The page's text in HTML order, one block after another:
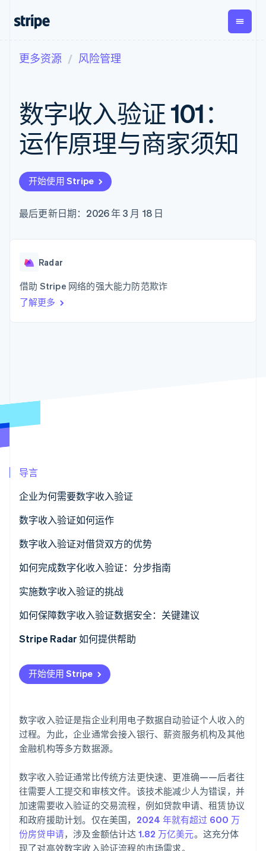
支付
在线支付
Payment links
无代码支付
Checkout
预构建支付界
Elements
灵活的 UI 组件
支持 125 种以
支付成功率优
化
Link
加速结账
营收
经常性收入
Metronome
按用量计费
Subscriptions
订阅管理
一次性或定期
账单
销售税和增值
Data Pipeline
Global
Payouts
向第三
方打款
欺诈防范
了解 Stripe 如何为 AI 构建经济基础设施。
立即观看
按企业阶段
按应用场景
加密货币
电子商务
财务自动化
全球化企业
交易市场
按行业
Stripe App Marketplace
文档
库与 SDK
Stripe Apps
接受线上付款
构建平台或交易市场
管理订阅
发行稳定币支持的支付卡
学习
指南
支持
获取支持
托管支持方案
Sessions 年度大会
招聘
更多资源 风险管理
数字收入验证 101：
运作原理与商家须知
开始使用 Stripe
最后更新日期：2026 年 3 月 18 日
Radar
借助 Stripe 网络的强大能力防范欺诈
了解更多
导言
企业为何需要数字收入验证
数字收入验证如何运作
数字收入验证对借贷双方的优势
如何完成数字化收入验证：分步指南
实施数字收入验证的挑战
确保数据隐私与安全
保持数据的准确性和可靠性
扩大覆盖范围并支持金融普惠
优化用户体验
遵守不断变化的法规
如何保障数字收入验证数据安全：关键建议
保护敏感收入数据免受未经授权的访问
建立并维护用户信任
符合监管要求
准备好扩大数据安全措施
Stripe Radar 如何提供帮助
开始使用 Stripe
数字收入验证是指企业利用电子数据自动验证个人收入的
过程。为此，企业通常会接入银行、薪资服务机构及其他
金融机构等多方数据源。
数字收入验证通常比传统方法更快速、更准确——后者往
往需要人工提交和审核文件。该技术能减少人为错误，并
加速需要收入验证的交易流程，例如贷款申请、租赁协议
和政府援助计划。仅在美国， 2024 年就有超过 600 万
份房贷申请，涉及金额估计达 1.82 万亿美元。这充分体
现了对高效数字收入验证流程的市场需求。